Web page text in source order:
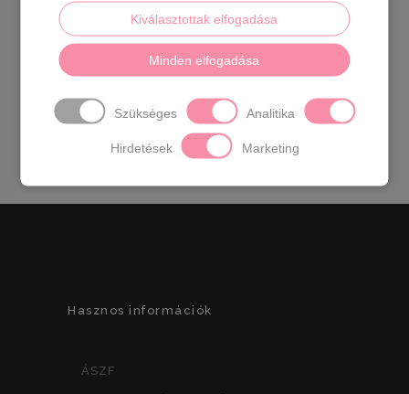
Prestige neszesszer több színben
6990Ft
Hasznos információk
ÁSZF
Kiválasztottak elfogadása
Minden elfogadása
Szükséges Analitika
Hirdetések Marketing